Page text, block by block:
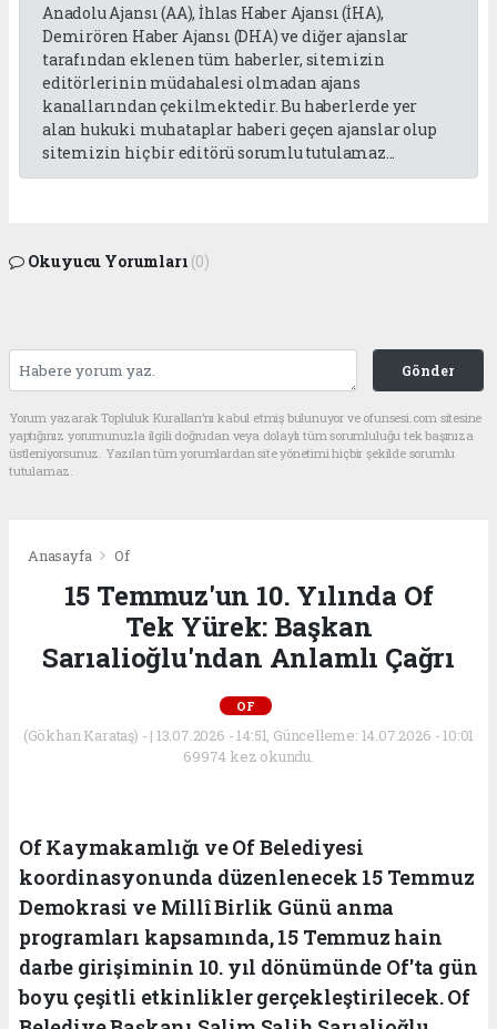
Anadolu Ajansı (AA), İhlas Haber Ajansı (İHA),
Demirören Haber Ajansı (DHA) ve diğer ajanslar
tarafından eklenen tüm haberler, sitemizin
editörlerinin müdahalesi olmadan ajans
kanallarından çekilmektedir. Bu haberlerde yer
alan hukuki muhataplar haberi geçen ajanslar olup
sitemizin hiç bir editörü sorumlu tutulamaz...
Okuyucu Yorumları (0)
Gönder
Yorum yazarak Topluluk Kuralları’nı kabul etmiş bulunuyor ve ofunsesi.com sitesine
yaptığınız yorumunuzla ilgili doğrudan veya dolaylı tüm sorumluluğu tek başınıza
üstleniyorsunuz. Yazılan tüm yorumlardan site yönetimi hiçbir şekilde sorumlu
tutulamaz.
Anasayfa Of
15 Temmuz'un 10. Yılında Of
Tek Yürek: Başkan
Sarıalioğlu'ndan Anlamlı Çağrı
OF
(Gökhan Karataş) - | 13.07.2026 - 14:51, Güncelleme: 14.07.2026 - 10:01
69974 kez okundu.
Of Kaymakamlığı ve Of Belediyesi
koordinasyonunda düzenlenecek 15 Temmuz
Demokrasi ve Millî Birlik Günü anma
programları kapsamında, 15 Temmuz hain
darbe girişiminin 10. yıl dönümünde Of'ta gün
boyu çeşitli etkinlikler gerçekleştirilecek. Of